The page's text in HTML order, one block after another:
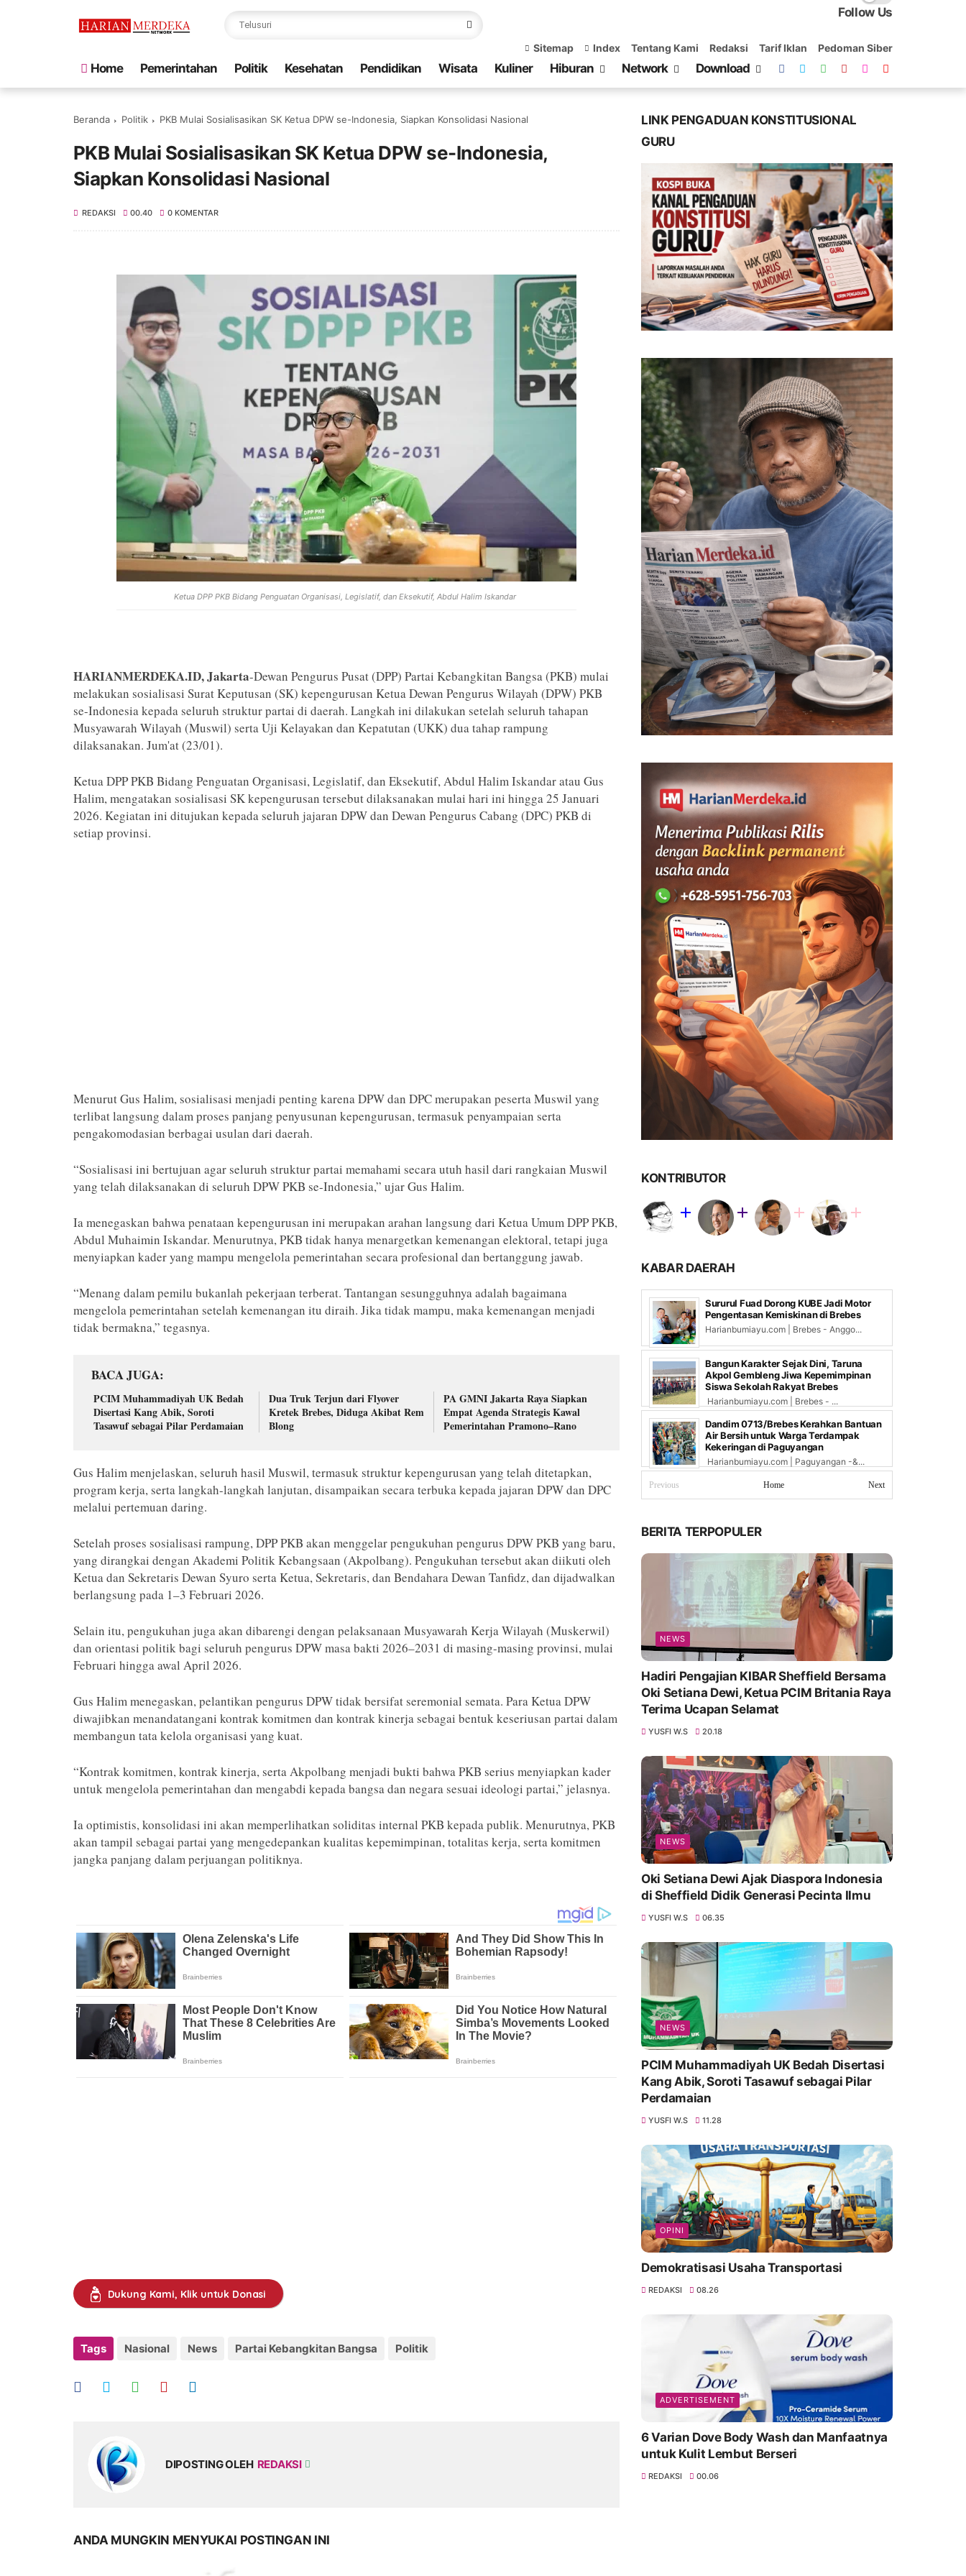
Follow Us
Sitemap Index Tentang Kami Redaksi Tarif Iklan Pedoman Siber
Home Pemerintahan Politik Kesehatan Pendidikan Wisata Kuliner Hiburan Network Download
Beranda Politik PKB Mulai Sosialisasikan SK Ketua DPW se-Indonesia, Siapkan Konsolidasi Nasional
PKB Mulai Sosialisasikan SK Ketua DPW se-Indonesia,
Siapkan Konsolidasi Nasional
REDAKSI 00.40 0 KOMENTAR
Ketua DPP PKB Bidang Penguatan Organisasi, Legislatif, dan Eksekutif, Abdul Halim Iskandar
HARIANMERDEKA.ID, Jakarta-Dewan Pengurus Pusat (DPP) Partai Kebangkitan Bangsa (PKB) mulai
melakukan sosialisasi Surat Keputusan (SK) kepengurusan Ketua Dewan Pengurus Wilayah (DPW) PKB
se-Indonesia kepada seluruh struktur partai di daerah. Langkah ini dilakukan setelah seluruh tahapan
Musyawarah Wilayah (Muswil) serta Uji Kelayakan dan Kepatutan (UKK) dua tahap rampung
dilaksanakan. Jum'at (23/01).
Ketua DPP PKB Bidang Penguatan Organisasi, Legislatif, dan Eksekutif, Abdul Halim Iskandar atau Gus
Halim, mengatakan sosialisasi SK kepengurusan tersebut dilaksanakan mulai hari ini hingga 25 Januari
2026. Kegiatan ini ditujukan kepada seluruh jajaran DPW dan Dewan Pengurus Cabang (DPC) PKB di
setiap provinsi.
Menurut Gus Halim, sosialisasi menjadi penting karena DPW dan DPC merupakan peserta Muswil yang
terlibat langsung dalam proses panjang penyusunan kepengurusan, termasuk penyampaian serta
pengakomodasian berbagai usulan dari daerah.
“Sosialisasi ini bertujuan agar seluruh struktur partai memahami secara utuh hasil dari rangkaian Muswil
yang telah dilaksanakan di seluruh DPW PKB se-Indonesia,” ujar Gus Halim.
Ia menegaskan bahwa penataan kepengurusan ini merupakan arahan langsung dari Ketua Umum DPP PKB,
Abdul Muhaimin Iskandar. Menurutnya, PKB tidak hanya menargetkan kemenangan elektoral, tetapi juga
menyiapkan kader yang mampu mengelola pemerintahan secara profesional dan bertanggung jawab.
“Menang dalam pemilu bukanlah pekerjaan terberat. Tantangan sesungguhnya adalah bagaimana
mengelola pemerintahan setelah kemenangan itu diraih. Jika tidak mampu, maka kemenangan menjadi
tidak bermakna,” tegasnya.
BACA JUGA
PCIM Muhammadiyah UK Bedah
Disertasi Kang Abik, Soroti
Tasawuf sebagai Pilar Perdamaian
Dua Truk Terjun dari Flyover
Kretek Brebes, Diduga Akibat Rem
Blong
PA GMNI Jakarta Raya Siapkan
Empat Agenda Strategis Kawal
Pemerintahan Pramono–Rano
Gus Halim menjelaskan, seluruh hasil Muswil, termasuk struktur kepengurusan yang telah ditetapkan,
program kerja, serta langkah-langkah lanjutan, disampaikan secara terbuka kepada jajaran DPW dan DPC
melalui pertemuan daring.
Setelah proses sosialisasi rampung, DPP PKB akan menggelar pengukuhan pengurus DPW PKB yang baru,
yang dirangkai dengan Akademi Politik Kebangsaan (Akpolbang). Pengukuhan tersebut akan diikuti oleh
Ketua dan Sekretaris Dewan Syuro serta Ketua, Sekretaris, dan Bendahara Dewan Tanfidz, dan dijadwalkan
berlangsung pada 1–3 Februari 2026.
Selain itu, pengukuhan juga akan dibarengi dengan pelaksanaan Musyawarah Kerja Wilayah (Muskerwil)
dan orientasi politik bagi seluruh pengurus DPW masa bakti 2026–2031 di masing-masing provinsi, mulai
Februari hingga awal April 2026.
Gus Halim menegaskan, pelantikan pengurus DPW tidak bersifat seremonial semata. Para Ketua DPW
diwajibkan menandatangani kontrak komitmen dan kontrak kinerja sebagai bentuk keseriusan partai dalam
membangun tata kelola organisasi yang kuat.
“Kontrak komitmen, kontrak kinerja, serta Akpolbang menjadi bukti bahwa PKB serius menyiapkan kader
untuk mengelola pemerintahan dan mengabdi kepada bangsa dan negara sesuai ideologi partai,” jelasnya.
Ia optimistis, konsolidasi ini akan memperlihatkan soliditas internal PKB kepada publik. Menurutnya, PKB
akan tampil sebagai partai yang mengedepankan kualitas kepemimpinan, totalitas kerja, serta komitmen
jangka panjang dalam perjuangan politiknya.
Dukung Kami, Klik untuk Donasi
Tags Nasional News Partai Kebangkitan Bangsa Politik
DIPOSTING OLEH REDAKSI
ANDA MUNGKIN MENYUKAI POSTINGAN INI
LINK PENGADUAN KONSTITUSIONAL
GURU
KONTRIBUTOR
KABAR DAERAH
Sururul Fuad Dorong KUBE Jadi Motor
Pengentasan Kemiskinan di Brebes
Harianbumiayu.com | Brebes - Anggo...
Bangun Karakter Sejak Dini, Taruna
Akpol Gembleng Jiwa Kepemimpinan
Siswa Sekolah Rakyat Brebes
Harianbumiayu.com | Brebes - ...
Dandim 0713/Brebes Kerahkan Bantuan
Air Bersih untuk Warga Terdampak
Kekeringan di Paguyangan
Harianbumiayu.com | Paguyangan -&...
Previous Next
Home
BERITA TERPOPULER
NEWS
Hadiri Pengajian KIBAR Sheffield Bersama
Oki Setiana Dewi, Ketua PCIM Britania Raya
Terima Ucapan Selamat
YUSFI W.S 20.18
NEWS
Oki Setiana Dewi Ajak Diaspora Indonesia
di Sheffield Didik Generasi Pecinta Ilmu
YUSFI W.S 06.35
NEWS
PCIM Muhammadiyah UK Bedah Disertasi
Kang Abik, Soroti Tasawuf sebagai Pilar
Perdamaian
YUSFI W.S 11.28
OPINI
Demokratisasi Usaha Transportasi
REDAKSI 08.26
ADVERTISEMENT
6 Varian Dove Body Wash dan Manfaatnya
untuk Kulit Lembut Berseri
REDAKSI 00.06